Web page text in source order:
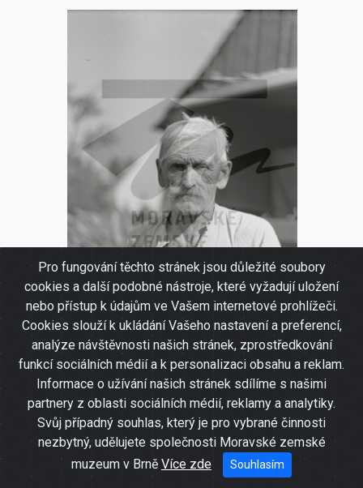
Pro fungování těchto stránek jsou důležité soubory
cookies a další podobné nástroje, které vyžadují uložení
nebo přístup k údajům ve Vašem internetové prohlížeči.
Cookies slouží k ukládání Vašeho nastavení a preferencí,
analýze návštěvnosti našich stránek, zprostředkování
funkcí sociálních médií a k personalizaci obsahu a reklam.
Informace o užívání našich stránek sdílíme s našimi
partnery z oblasti sociálních médií, reklamy a analytiky.
Svůj případný souhlas, který je pro vybrané činnosti
nezbytný, udělujete společnosti Moravské zemské
muzeum v Brně Více zde Souhlasím
Portrét mužský